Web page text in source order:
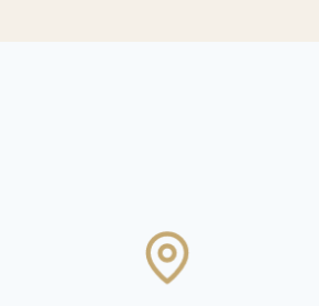
Karte